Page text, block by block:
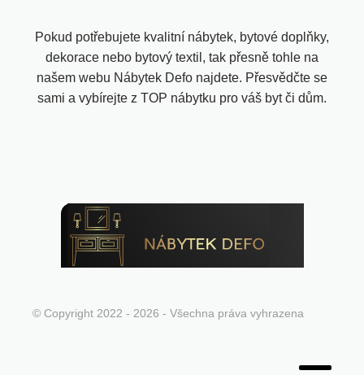
Pokud potřebujete kvalitní nábytek, bytové doplňky,
dekorace nebo bytový textil, tak přesně tohle na
našem webu Nábytek Defo najdete. Přesvědčte se
sami a vybírejte z TOP nábytku pro váš byt či dům.
© Copyright 2022 - 2026 - Všechna práva vyhrazena